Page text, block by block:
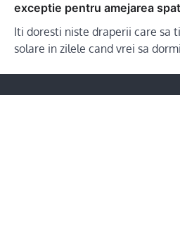
exceptie pentru amejarea
Iti doresti niste draperii care sa
solare in zilele cand vrei sa